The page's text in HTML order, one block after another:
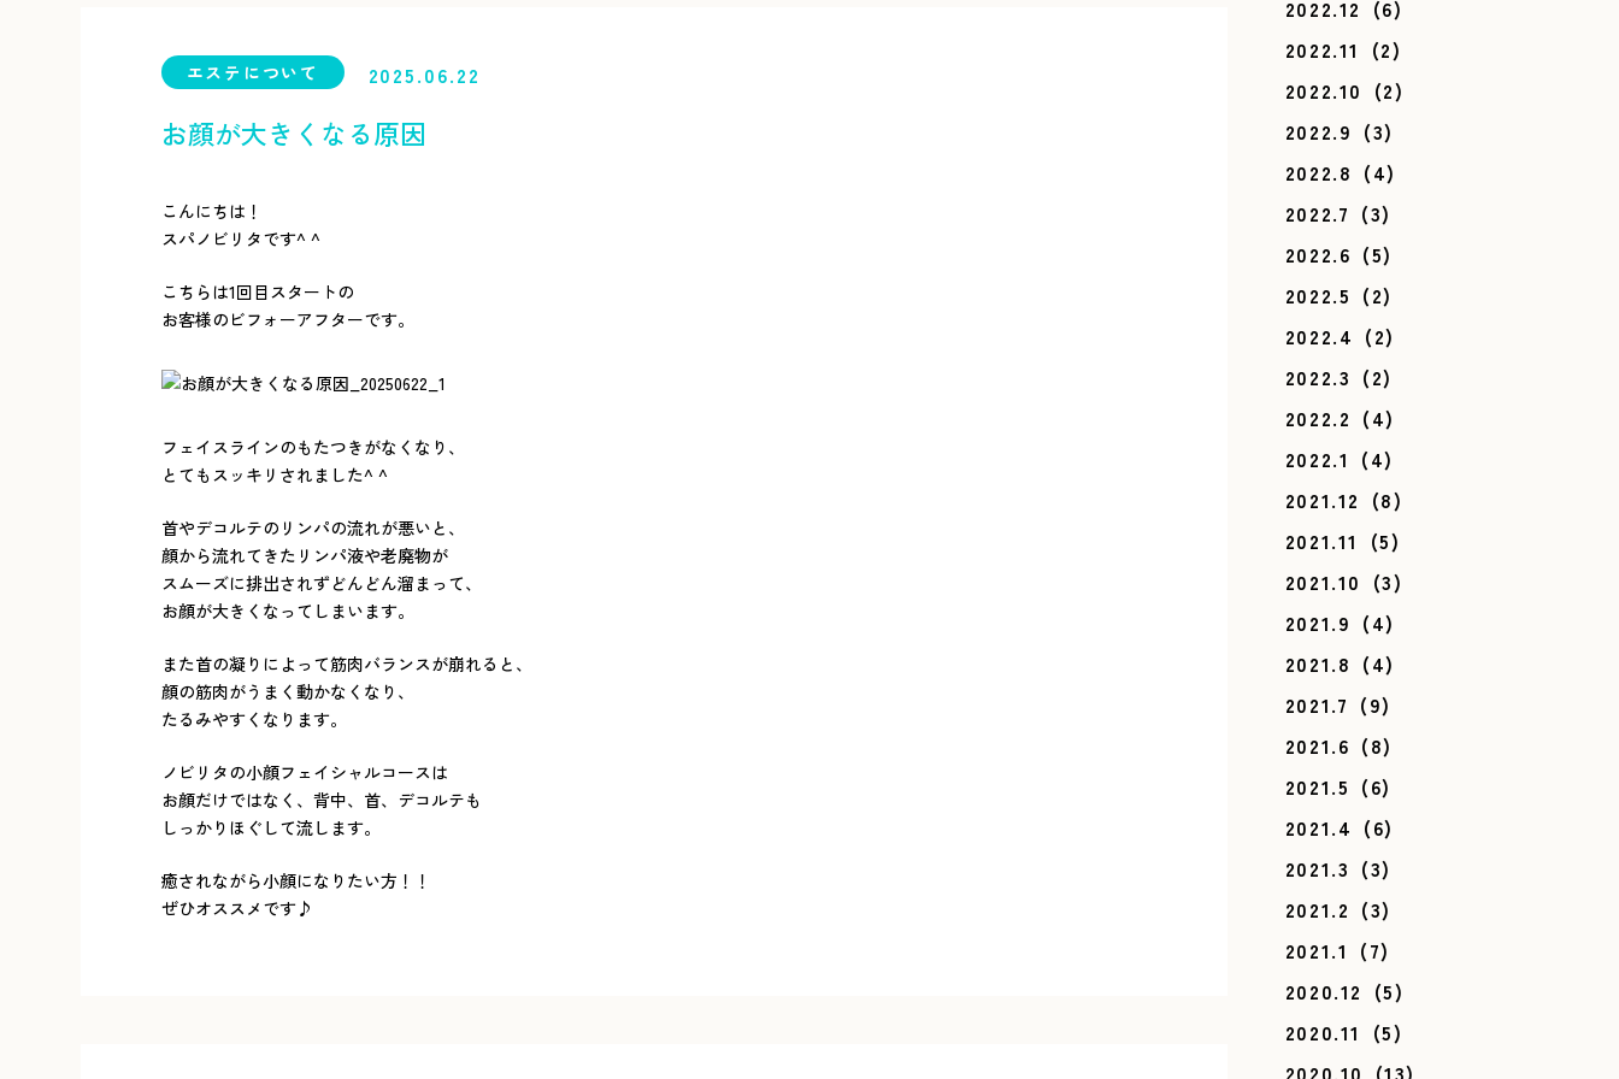
エステについて 2025.06.22
お顔が大きくなる原因
こんにちは！
スパノビリタです^ ^
こちらは1回目スタートの
お客様のビフォーアフターです。
フェイスラインのもたつきがなくなり、
とてもスッキリされました^ ^
首やデコルテのリンパの流れが悪いと、
顔から流れてきたリンパ液や老廃物が
スムーズに排出されずどんどん溜まって、
お顔が大きくなってしまいます。
また首の凝りによって筋肉バランスが崩れると、
顔の筋肉がうまく動かなくなり、
たるみやすくなります。
ノビリタの小顔フェイシャルコースは
お顔だけではなく、背中、首、デコルテも
しっかりほぐして流します。
癒されながら小顔になりたい方！！
ぜひオススメです♪
2022.12 (6)
2022.11
(2)
2022.10 (2)
2022.9 (3)
2022.8 (4)
2022.7 (3)
2022.6 (5)
2022.5 (2)
2022.4 (2)
2022.3 (2)
2022.2 (4)
2022.1 (4)
2021.12 (8)
2021.11
(5)
2021.10 (3)
2021.9 (4)
2021.8 (4)
2021.7 (9)
2021.6 (8)
2021.5 (6)
2021.4 (6)
2021.3 (3)
2021.2 (3)
2021.1 (7)
2020.12 (5)
2020.11
(5)
2020.10 (13)